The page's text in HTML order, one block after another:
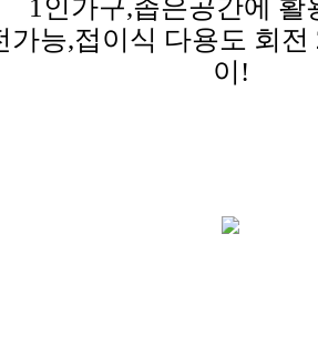
1인가구,좁은공간에 활
가능,접이식 다용도 회
이!